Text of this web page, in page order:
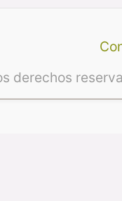
derechos